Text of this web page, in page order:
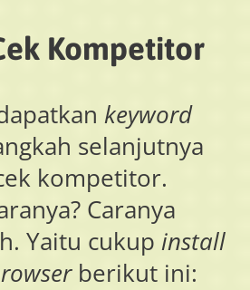
Kompetitor
keyword
selanjutnya
kompetitor.
Caranya
Yaitu cukup install
berikut ini: